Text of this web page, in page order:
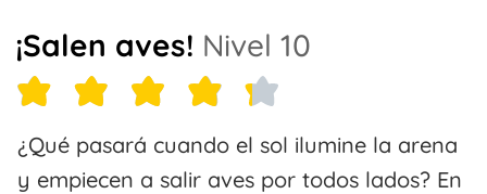
¡Salen aves! Nivel 10
¿Qué pasará cuando el sol ilumine la arena
y empiecen a salir aves por todos lados? En